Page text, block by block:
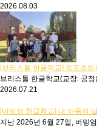
2026.08.03
[브리스톨 한글학교] 동포초
브리스톨 한글학교(교장: 공
2026.07.21
[버밍엄 한글학교] 내 마음의
지난 2026년 6월 27일, 버밍